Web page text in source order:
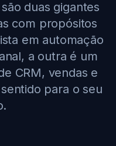
duas gigantes
com propósitos
em automação
a outra é um
CRM, vendas e
para o seu